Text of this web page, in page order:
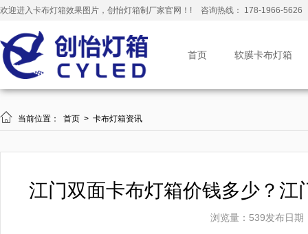
欢迎进入卡布灯箱效果图片，创怡灯箱制厂家官网！! 咨询热线： 178-1966-5626
首页 软膜卡布灯箱
 当前位置： 首页 > 卡布灯箱资讯
江门双面卡布灯箱价钱多少？
浏览量：539发布日期